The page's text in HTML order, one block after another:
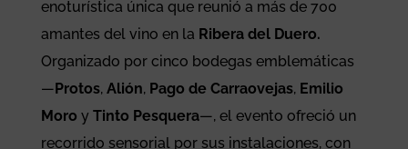
enoturística única que reunió a más de 700
amantes del vino en la Ribera del Duero.
Organizado por cinco bodegas emblemáticas
—Protos, Alión, Pago de Carraovejas, Emilio
Moro y Tinto Pesquera—, el evento ofreció un
recorrido sensorial por sus instalaciones, con